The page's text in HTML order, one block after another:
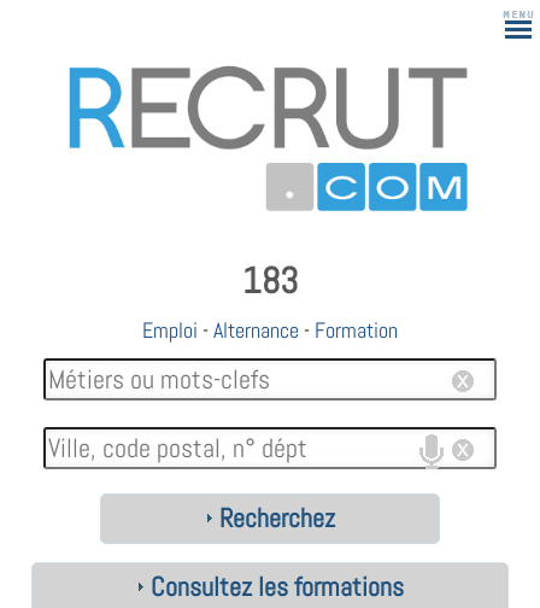
183
Emploi -Alternance - Formation
Recherchez
Consultez les formations